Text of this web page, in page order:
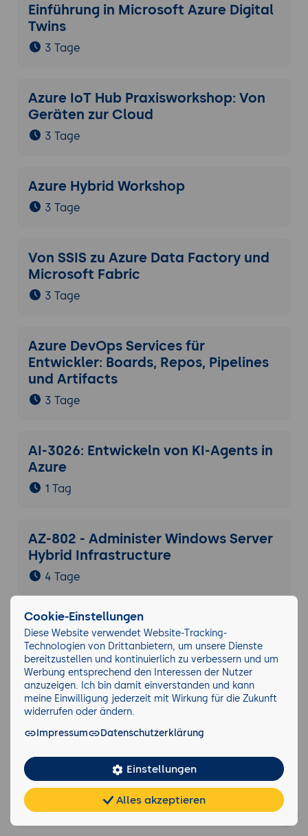
Einführung in Microsoft Azure Digital
Twins
3 Tage
Azure IoT Hub Praxisworkshop: Von
Geräten zur Cloud
3 Tage
Azure Hybrid Workshop
3 Tage
Von SSIS zu Azure Data Factory und
Microsoft Fabric
3 Tage
Azure DevOps Services für
Entwickler: Boards, Repos, Pipelines
und Artifacts
3 Tage
AI-3026: Entwickeln von KI-Agents in
Azure
1 Tag
AZ-802 - Administer Windows Server
Hybrid Infrastructure
4 Tage
Azure Monitor: Observability für
Azure und hybride Umgebungen
3 Tage
Azure- und KI-Sicherheit: die Praxis
3 Tage
Azure-Entwicklung: die Praxis
Teilen FAQ Cookies
Cookie-Einstellungen
Diese Website verwendet Website-Tracking-
Technologien von Drittanbietern, um unsere Dienste
bereitzustellen und kontinuierlich zu verbessern und um
Werbung entsprechend den Interessen der Nutzer
anzuzeigen. Ich bin damit einverstanden und kann
meine Einwilligung jederzeit mit Wirkung für die Zukunft
widerrufen oder ändern.
Impressum
Datenschutzerklärung
Einstellungen
Alles akzeptieren